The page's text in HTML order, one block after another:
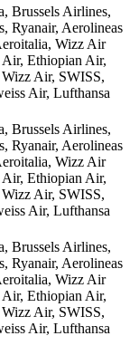
Brussels Airlines,
Ryanair, Aerolineas
Wizz Air
Ethiopian Air,
Air, SWISS,
Air, Lufthansa
Brussels Airlines,
Ryanair, Aerolineas
Wizz Air
Ethiopian Air,
Air, SWISS,
Air, Lufthansa
Brussels Airlines,
Ryanair, Aerolineas
Wizz Air
Ethiopian Air,
Air, SWISS,
Air, Lufthansa